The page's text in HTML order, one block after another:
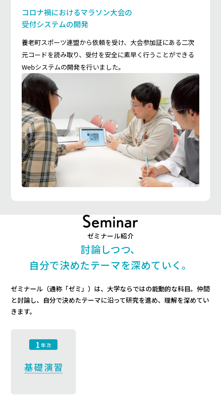
コロナ禍におけるマラソン大会の
受付システムの開発
養老町スポーツ連盟から依頼を受け、大会参加証にある二次
元コードを読み取り、受付を安全に素早く行うことができる
Webシステムの開発を行いました。
ゼミナール紹介
討論しつつ、
自分で決めたテーマを深めていく。
ゼミナール（通称「ゼミ」）は、大学ならではの能動的な科目。 仲間
と討論し、自分で決めたテーマに沿って研究を進め、理解を深めてい
きます。